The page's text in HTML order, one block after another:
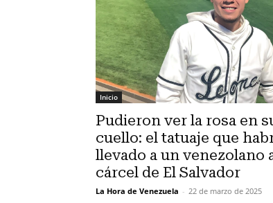
Inicio
Pudieron ver la rosa en
cuello: el tatuaje que
llevado a un venezolano
cárcel de El Salvador
La Hora de Venezuela - 22 de marzo de 2025